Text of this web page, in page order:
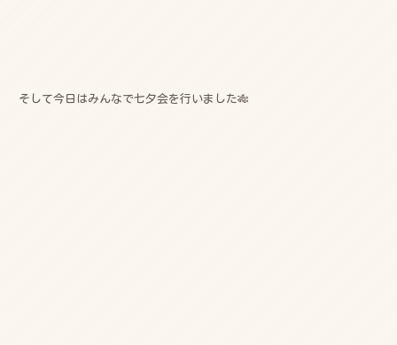
そして今日はみんなで七夕会を行いました🎋